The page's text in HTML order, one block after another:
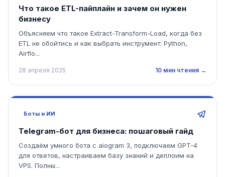
Что такое ETL-пайплайн и зачем он нужен
бизнесу
Объясняем что такое Extract-Transform-Load, когда без
ETL не обойтись и как выбрать инструмент: Python,
Airflo...
28 апреля 2025 10 мин чтения →
Боты и ИИ
Telegram-бот для бизнеса: пошаговый гайд
Создаём умного бота с aiogram 3, подключаем GPT-4
для ответов, настраиваем базу знаний и деплоим на
VPS. Полны...